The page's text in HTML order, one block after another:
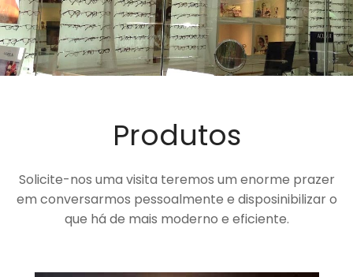
Produtos
Solicite-nos uma visita teremos um enorme prazer
em conversarmos pessoalmente e disposinibilizar o
que há de mais moderno e eficiente.